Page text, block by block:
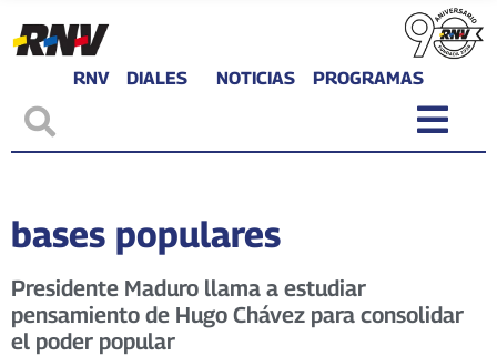
RNV DIALES NOTICIAS PROGRAMAS
bases populares
Presidente Maduro llama a estudiar
pensamiento de Hugo Chávez para consolidar
el poder popular